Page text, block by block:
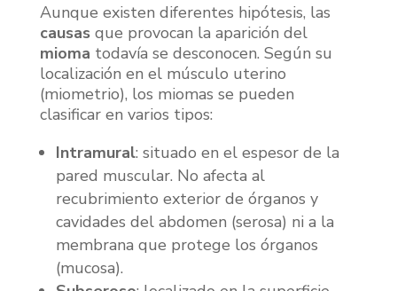
Aunque existen diferentes hipótesis, las
causasque provocan la aparición del
mioma todavía se desconocen. Según su
localización en el músculo uterino
(miometrio), los miomas se pueden
clasificar en varios tipos:
Intramural: situado en el espesor de la
pared muscular. No afecta al
recubrimiento exterior de órganos y
cavidades del abdomen (serosa) ni a la
membrana que protege los órganos
(mucosa).